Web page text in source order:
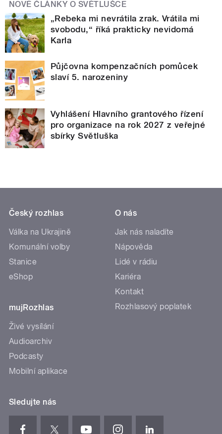
NOVÉ ČLÁNKY O SVĚTLUŠCE
„Rebeka mi nevrátila zrak. Vrátila mi
svobodu,“ říká prakticky nevidomá
Karla
Půjčovna kompenzačních pomůcek
slaví 5. narozeniny
Vyhlášení Hlavního grantového řízení
pro organizace na rok 2027 z veřejné
sbírky Světluška
Český rozhlas
Válka na Ukrajině
Komunální volby
Stanice
eShop
mujRozhlas
Živé vysílání
Audioarchiv
Podcasty
Mobilní aplikace
O nás
Jak nás naladíte
Nápověda
Lidé v rádiu
Kariéra
Kontakt
Rozhlasový poplatek
Sledujte nás